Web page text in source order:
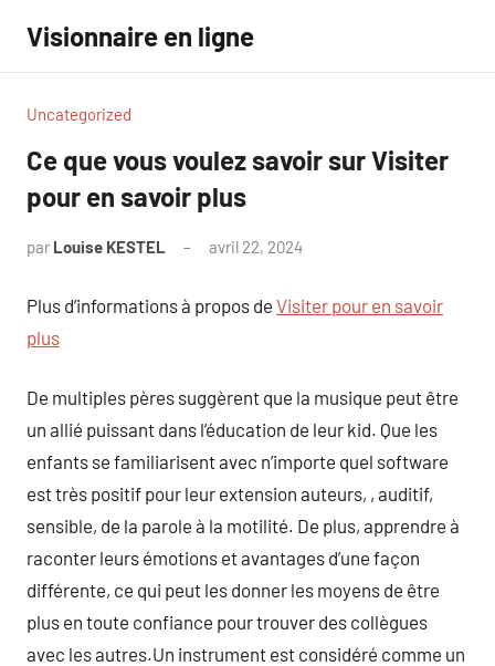
contenu
Visionnaire en ligne
Uncategorized
Ce que vous voulez savoir sur Visiter
pour en savoir plus
par Louise KESTEL avril 22, 2024
Plus d’informations à propos de Visiter pour en savoir
plus
De multiples pères suggèrent que la musique peut être
un allié puissant dans l’éducation de leur kid. Que les
enfants se familiarisent avec n’importe quel software
est très positif pour leur extension auteurs, , auditif,
sensible, de la parole à la motilité. De plus, apprendre à
raconter leurs émotions et avantages d’une façon
différente, ce qui peut les donner les moyens de être
plus en toute confiance pour trouver des collègues
avec les autres.Un instrument est considéré comme un